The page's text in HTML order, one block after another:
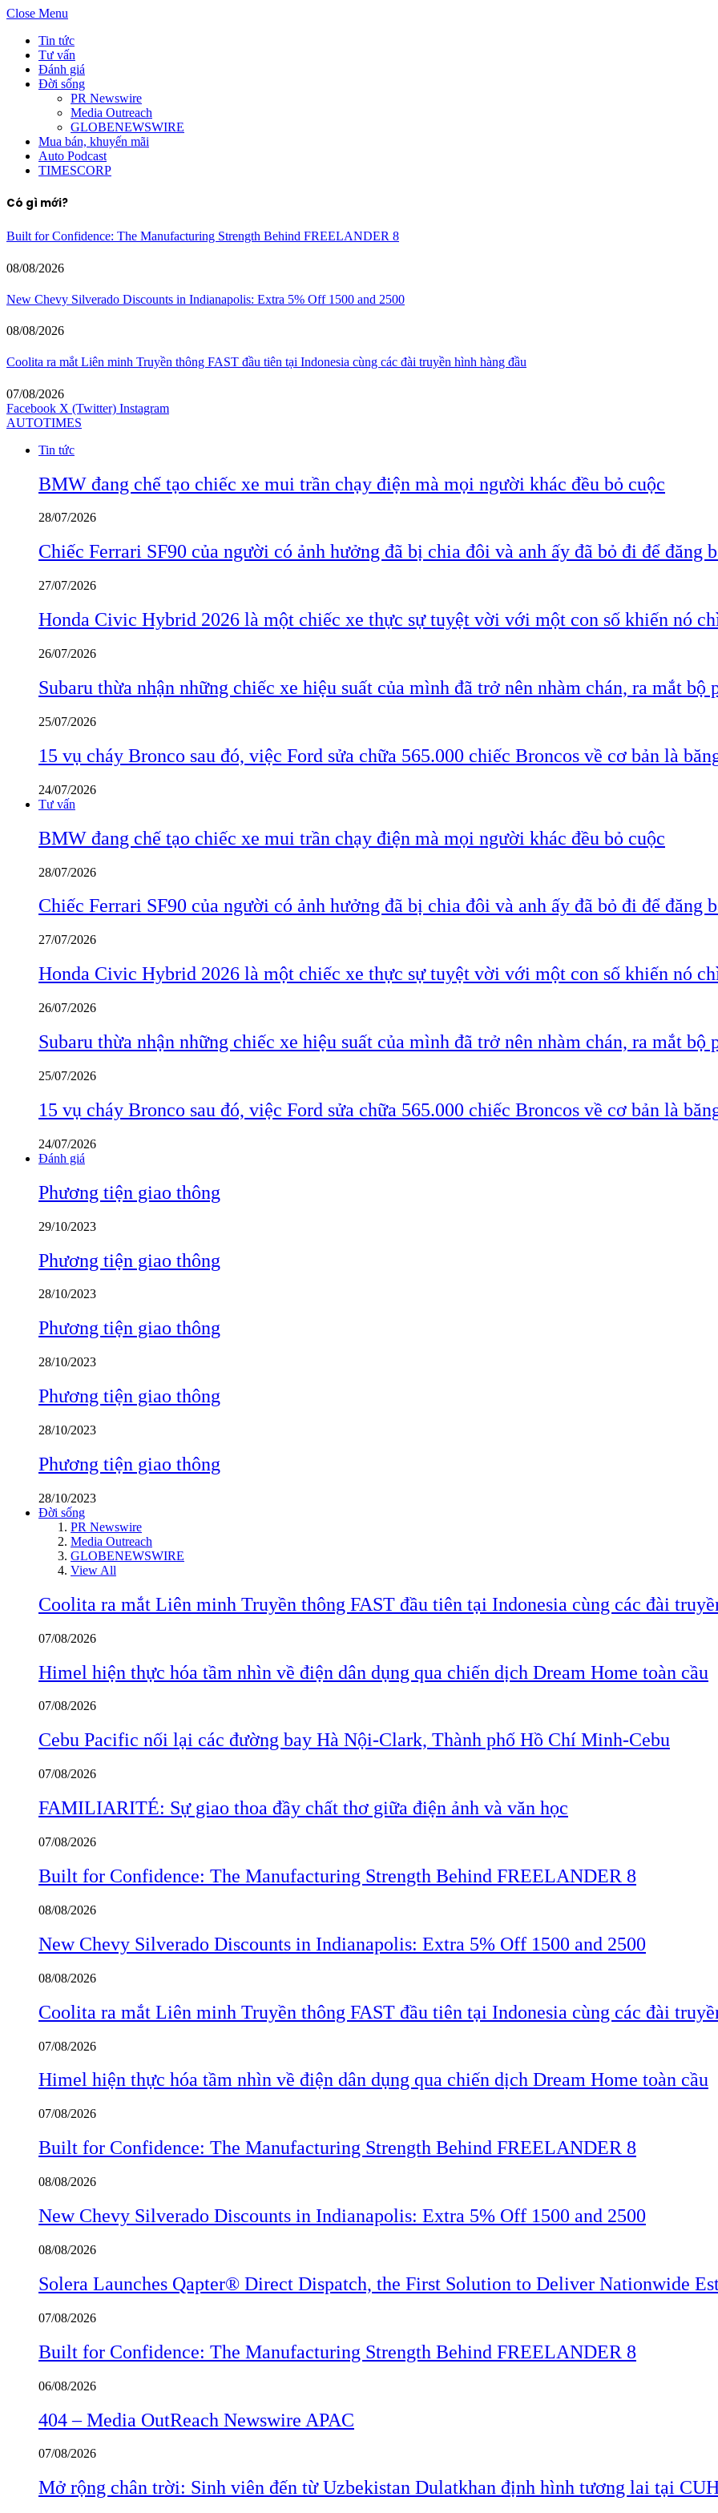
Close Menu
Tin tức
Tư vấn
Đánh giá
Đời sống
PR Newswire
Media Outreach
GLOBENEWSWIRE
Mua bán, khuyến mãi
Auto Podcast
TIMESCORP
Có gì mới?
Built for Confidence: The Manufacturing Strength Behind FREELANDER 8
08/08/2026
New Chevy Silverado Discounts in Indianapolis: Extra 5% Off 1500 and 2500
08/08/2026
Coolita ra mắt Liên minh Truyền thông FAST đầu tiên tại Indonesia cùng các đài truyền hình hàng đầu
07/08/2026
Facebook X (Twitter) Instagram
AUTOTIMES
Tin tức
BMW đang chế tạo chiếc xe mui trần chạy điện mà mọi người khác đều bỏ cuộc
28/07/2026
Chiếc Ferrari SF90 của người có ảnh hưởng đã bị chia đôi và anh ấy đã bỏ đi để đăng
27/07/2026
Honda Civic Hybrid 2026 là một chiếc xe thực sự tuyệt vời với một con số khiến nó
26/07/2026
Subaru thừa nhận những chiếc xe hiệu suất của mình đã trở nên nhàm chán, ra mắt bộ
25/07/2026
15 vụ cháy Bronco sau đó, việc Ford sửa chữa 565.000 chiếc Broncos về cơ bản là
24/07/2026
Tư vấn
BMW đang chế tạo chiếc xe mui trần chạy điện mà mọi người khác đều bỏ cuộc
28/07/2026
Chiếc Ferrari SF90 của người có ảnh hưởng đã bị chia đôi và anh ấy đã bỏ đi để đăng
27/07/2026
Honda Civic Hybrid 2026 là một chiếc xe thực sự tuyệt vời với một con số khiến nó
26/07/2026
Subaru thừa nhận những chiếc xe hiệu suất của mình đã trở nên nhàm chán, ra mắt bộ
25/07/2026
15 vụ cháy Bronco sau đó, việc Ford sửa chữa 565.000 chiếc Broncos về cơ bản là
24/07/2026
Đánh giá
Phương tiện giao thông
29/10/2023
Phương tiện giao thông
28/10/2023
Phương tiện giao thông
28/10/2023
Phương tiện giao thông
28/10/2023
Phương tiện giao thông
28/10/2023
Đời sống
PR Newswire
Media Outreach
GLOBENEWSWIRE
View All
Coolita ra mắt Liên minh Truyền thông FAST đầu tiên tại Indonesia cùng các đài
07/08/2026
Himel hiện thực hóa tầm nhìn về điện dân dụng qua chiến dịch Dream Home toàn cầu
07/08/2026
Cebu Pacific nối lại các đường bay Hà Nội-Clark, Thành phố Hồ Chí Minh-Cebu
07/08/2026
FAMILIARITÉ: Sự giao thoa đầy chất thơ giữa điện ảnh và văn học
07/08/2026
Built for Confidence: The Manufacturing Strength Behind FREELANDER 8
08/08/2026
New Chevy Silverado Discounts in Indianapolis: Extra 5% Off 1500 and 2500
08/08/2026
Coolita ra mắt Liên minh Truyền thông FAST đầu tiên tại Indonesia cùng các đài
07/08/2026
Himel hiện thực hóa tầm nhìn về điện dân dụng qua chiến dịch Dream Home toàn cầu
07/08/2026
Built for Confidence: The Manufacturing Strength Behind FREELANDER 8
08/08/2026
New Chevy Silverado Discounts in Indianapolis: Extra 5% Off 1500 and 2500
08/08/2026
Solera Launches Qapter® Direct Dispatch, the First Solution to Deliver Nationwide
07/08/2026
Built for Confidence: The Manufacturing Strength Behind FREELANDER 8
06/08/2026
404 – Media OutReach Newswire APAC
07/08/2026
Mở rộng chân trời: Sinh viên đến từ Uzbekistan Dulatkhan định hình tương lai tại